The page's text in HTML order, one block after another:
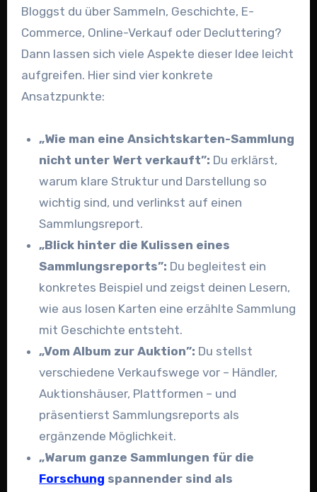
Bloggst du über Sammeln, Geschichte, E-
Commerce, Online-Verkauf oder Decluttering?
Dann lassen sich viele Aspekte dieser Idee leicht
aufgreifen. Hier sind vier konkrete
Ansatzpunkte:
„Wie man eine Ansichtskarten-Sammlung
nicht unter Wert verkauft”: Du erklärst,
warum klare Struktur und Darstellung so
wichtig sind, und verlinkst auf einen
Sammlungsreport.
„Blick hinter die Kulissen eines
Sammlungsreports”: Du begleitest ein
konkretes Beispiel und zeigst deinen Lesern,
wie aus losen Karten eine erzählte Sammlung
mit Geschichte entsteht.
„Vom Album zur Auktion”: Du stellst
verschiedene Verkaufswege vor – Händler,
Auktionshäuser, Plattformen – und
präsentierst Sammlungsreports als
ergänzende Möglichkeit.
„Warum ganze Sammlungen für die
Forschung spannender sind als